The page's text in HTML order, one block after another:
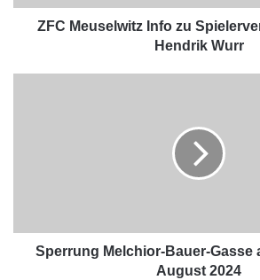
ZFC Meuselwitz Info zu
Hendrik Wurr
Sperrung Melchior-Bauer-Gasse
August 2024